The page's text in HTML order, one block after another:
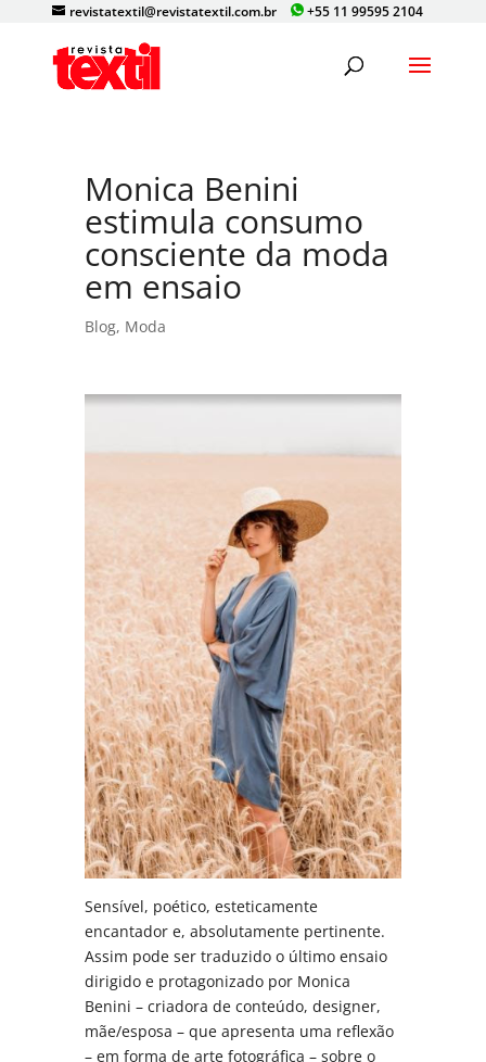
+55 11 99595 2104
revistatextil@revistatextil.com.br
Monica Benini
estimula consumo
consciente da moda
em ensaio
Blog, Moda
Sensível, poético, esteticamente
encantador e, absolutamente pertinente.
Assim pode ser traduzido o último ensaio
dirigido e protagonizado por Monica
Benini – criadora de conteúdo, designer,
mãe/esposa – que apresenta uma reflexão
– em forma de arte fotográfica – sobre o